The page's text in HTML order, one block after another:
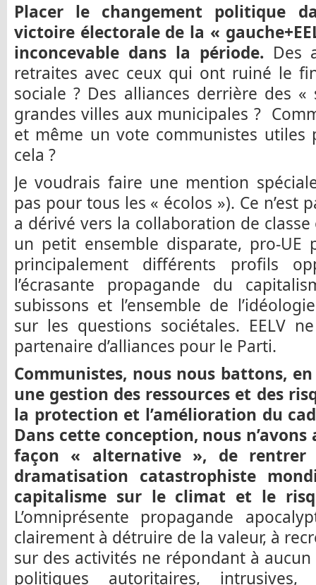
Placer le changement politique
victoire électorale de la «
inconcevable dans la période. Des
retraites avec ceux qui ont ruiné le
sociale ? Des alliances derrière des
grandes villes aux municipales ?
et même un vote communistes utiles
cela ?
Je voudrais faire une mention
pas pour tous les « écolos »). Ce n’est
a dérivé vers la collaboration de classe
un petit ensemble disparate, pro-UE
principalement différents profils
l’écrasante propagande du
subissons et l’ensemble de
sur les questions sociétales. EELV
partenaire d’alliances pour le Parti.
Communistes, nous nous battons,
une gestion des ressources et des
la protection et l’amélioration du
Dans cette conception, nous
façon « alternative », de rentrer
dramatisation catastrophiste
capitalisme sur le climat et le
L’omniprésente propagande
clairement à détruire de la valeur, à
sur des activités ne répondant à
politiques autoritaires,